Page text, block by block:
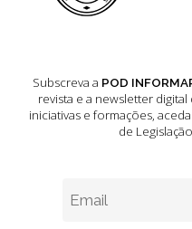
Eleições
Subscreva a POD
revista e a newsletter
iniciativas e formações,
de